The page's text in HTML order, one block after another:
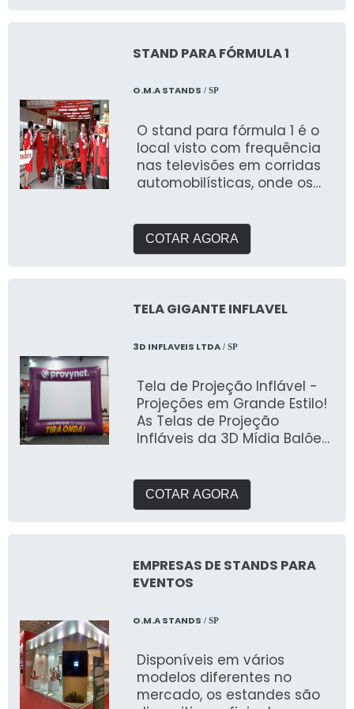
Não perca a oportunidade
de se destacar no mercado
de alto impacto!
para garantir a qualidade
STAND PARA FÓRMULA 1
O.M.A STANDS / SP
O stand para fórmula 1 é o
local visto com frequência
nas televisões em corridas
automobilísticas, onde os
COTAR AGORA
TELA GIGANTE INFLAVEL
3D INFLAVEIS LTDA/ SP
Tela de Projeção Inflável -
Projeções em Grande Estilo!
As Telas de Projeção
Infláveis da 3D Mídia Balões
exibição de vídeos,
apresentações e conteúdos
usadas tanto em ambientes
internos quanto externos.
livre, cinemas a céu aberto,
feiras, exposições e
as telas infláveis
proporcionam uma
experiência de visualização
COTAR AGORA
EMPRESAS DE STANDS PARA
EVENTOS
O.M.A STANDS / SP
Disponíveis em vários
modelos diferentes no
mercado, os estandes são